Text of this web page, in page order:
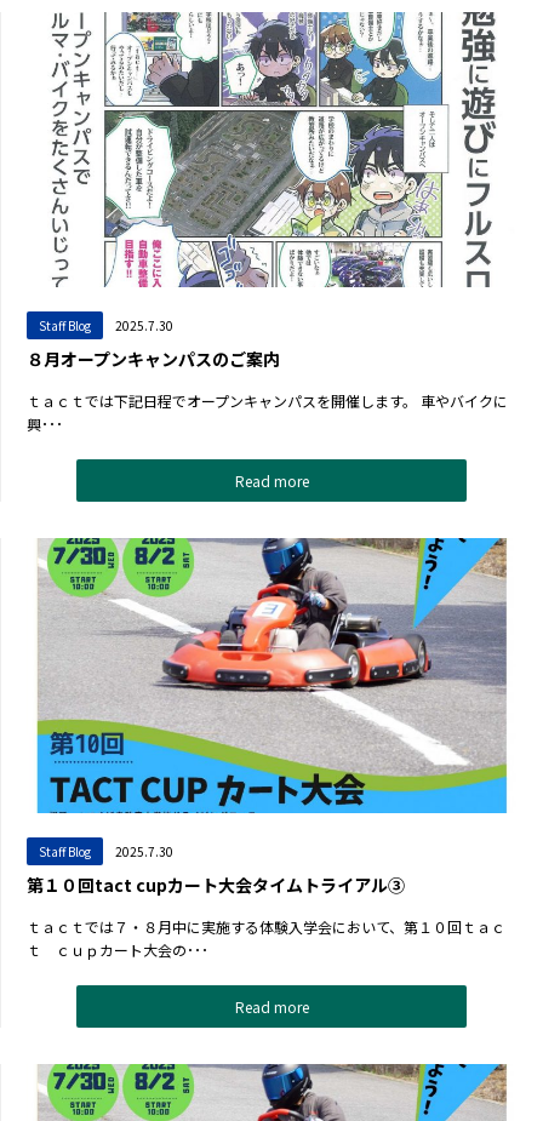
Staff Blog 2025.7.30
８月オープンキャンパスのご案内
ｔａｃｔでは下記日程でオープンキャンパスを開催します。 車やバイクに
興･･･
Read more
Staff Blog 2025.7.30
第１０回tact cupカート大会タイムトライアル③
ｔａｃｔでは７・８月中に実施する体験入学会において、第１０回ｔａｃ
ｔ ｃｕｐカート大会の･･･
Read more